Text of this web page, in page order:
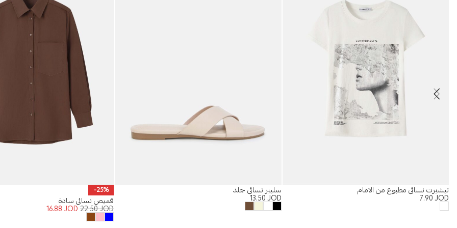
تيشيرت نسائي مطبوع من الامام
7.90JOD
سليبر نسائي جلد
13.50JOD
-25%
قميص نسائي سادة
22.50JOD
16.88JOD